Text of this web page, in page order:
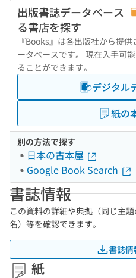
出版書誌データベース
る書店を探す
『Books』は各出版社から提
ータベースです。 現在入手可
ることができます。
デジタル
紙の
別の方法で探す
日本の古本屋
Google Book Search
書誌情報
この資料の詳細や典拠（同じ主
名）等を確認できます。
書誌情
紙